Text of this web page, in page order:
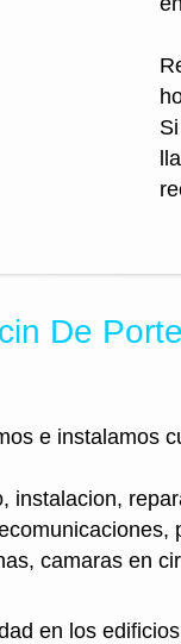
De
e instalamos
instalacion,
camaras en
en los